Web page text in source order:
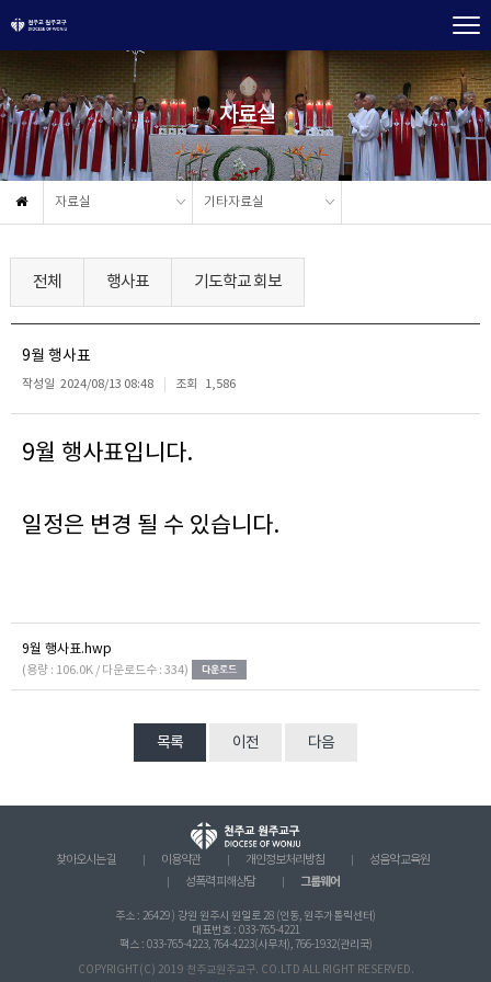
자료실
자료실 기타자료실
전체 행사표 기도학교 회보
9월 행사표
작성일 2024/08/13 08:48 조회 1,586
9월 행사표입니다.
일정은 변경 될 수 있습니다.
9월 행사표.hwp
(용량 : 106.0K / 다운로드수 : 334)
목록 이전 다음
찾아오시는 길 이용약관 개인정보처리방침
성음악 교육원
성폭력 피해상담
그룹웨어
주소 : 26429 ) 강원 원주시 원일로 28 (인동, 원주가톨릭센터)
대표번호 : 033-765-4221
팩스 : 033-765-4223, 764-4223(사무처), 766-1932(관리국)
COPYRIGHT(C) 2019 천주교원주교구. CO.LTD ALL RIGHT RESERVED.